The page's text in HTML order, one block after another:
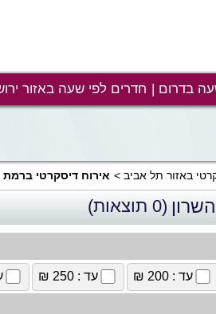
בדרום חדרים לפי שעה באזור
באזור תל אביב אירוח דיסקרטי ברמת
(0 תוצאות)
עד : 200 ₪ עד : 250 ₪